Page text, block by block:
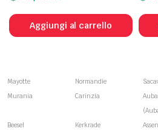
Aggiungi al carrello
era:
è:
Mayotte Normandie
Murania
Carinzia
Beesel Kerkrade